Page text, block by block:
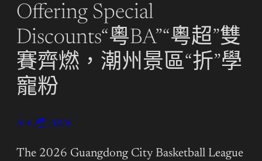
Offering Special
Discounts“粵BA”“粵超”雙
賽齊燃，潮州景區“折”學
寵粉
8 4 月, 2026
The 2026 Guangdong City Basketball League